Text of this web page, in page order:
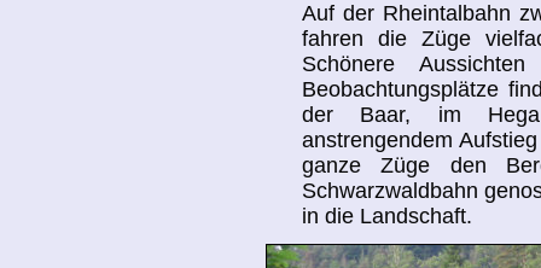
Auf der Rheintalbahn
fahren die Züge
Schönere
Beobachtungsplätze
der Baar, im
anstrengendem
ganze Züge den
Schwarzwaldbahn
in die Landschaft.